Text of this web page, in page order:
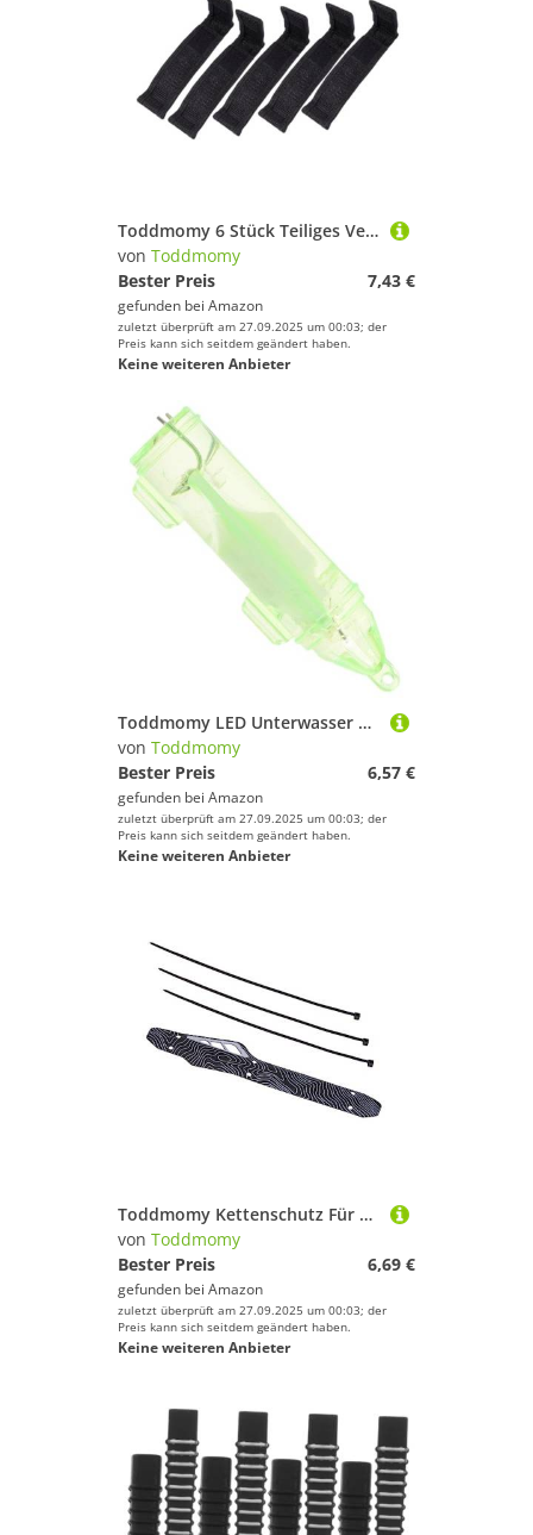
Toddmomy 6 Stück Teiliges Verschleißfeste Outdoor Taschenlampen aufbewahrungstaschen aus Robustem Staubdicht und Praktische Tragbare Taschenlampenbeutel für Camping und Wandern
von Toddmomy
Bester Preis
7,43 €
gefunden bei Amazon
zuletzt überprüft am 27.09.2025 um 00:03; der
Preis kann sich seitdem geändert haben.
Keine weiteren Anbieter
Toddmomy LED Unterwasser Angellicht mit Robustem Doppelwirbelring Fischanziehendes Mehrfarbiges Angellicht für Süßes und Brackwasser Tragbar für Nacht Meeresangeln
von Toddmomy
Bester Preis
6,57 €
gefunden bei Amazon
zuletzt überprüft am 27.09.2025 um 00:03; der
Preis kann sich seitdem geändert haben.
Keine weiteren Anbieter
Toddmomy Kettenschutz Für Fahrrad 2 Satz Wiederverwendbare Kettenaufkleber Schwarz Schutz Für Kettenstrebe Einfache Montage Mit Kabelbindern Für Mountainbikes Und Straßenräder
von Toddmomy
Bester Preis
6,69 €
gefunden bei Amazon
zuletzt überprüft am 27.09.2025 um 00:03; der
Preis kann sich seitdem geändert haben.
Keine weiteren Anbieter